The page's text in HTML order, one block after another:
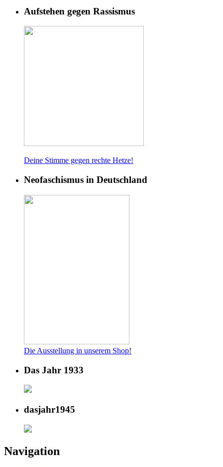
Aufstehen gegen Rassismus
Deine Stimme gegen rechte Hetze!
Neofaschismus in Deutschland
Die Ausstellung in unserem Shop!
Das Jahr 1933
dasjahr1945
Navigation